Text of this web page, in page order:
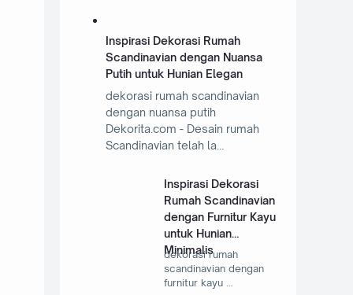
Inspirasi Dekorasi Rumah
Scandinavian dengan Nuansa
Putih untuk Hunian Elegan
dekorasi rumah scandinavian
dengan nuansa putih
Dekorita.com - Desain rumah
Scandinavian telah la…
Inspirasi Dekorasi
Rumah Scandinavian
dengan Furnitur Kayu
untuk Hunian
Minimalis
dekorasi rumah
scandinavian dengan
furnitur kayu …